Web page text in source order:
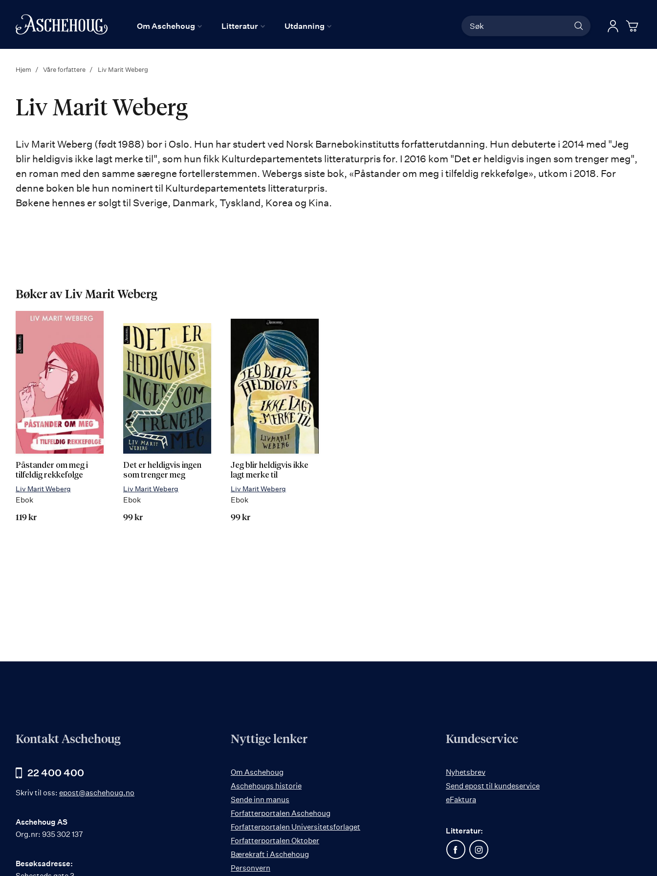
Hjem
Om Aschehoug Litteratur Utdanning
Søk Logg
Hjem Våre forfattere Liv Marit Weberg
Liv Marit Weberg
Liv Marit Weberg (født 1988) bor i Oslo. Hun har studert ved Norsk Barnebokinstitutts forfatterutdanning. Hun debuterte i 2014 med "Jeg
blir heldigvis ikke lagt merke til", som hun fikk Kulturdepartementets litteraturpris for. I 2016 kom "Det er heldigvis ingen som trenger meg",
en roman med den samme særegne fortellerstemmen. Webergs siste bok, «Påstander om meg i tilfeldig rekkefølge», utkom i 2018. For
denne boken ble hun nominert til Kulturdepartementets litteraturpris.
Bøkene hennes er solgt til Sverige, Danmark, Tyskland, Korea og Kina.
Bøker av Liv Marit Weberg
Påstander om meg i
tilfeldig rekkefølge
Liv Marit Weberg
Ebok
119 kr
Det er heldigvis ingen
som trenger meg
Liv Marit Weberg
Ebok
99 kr
Jeg blir heldigvis ikke
lagt merke til
Liv Marit Weberg
Ebok
99 kr
Kontakt Aschehoug
22 400 400
Skriv til oss: epost@aschehoug.no
Aschehoug AS
Org.nr: 935 302 137
Besøksadresse:
Nyttige lenker
Om Aschehoug
Aschehougs historie
Sende inn manus
Forfatterportalen Aschehoug
Forfatterportalen Universitetsforlaget
Forfatterportalen Oktober
Bærekraft i Aschehoug
Personvern
Kundeservice
Nyhetsbrev
Send epost til kundeservice
eFaktura
Litteratur: